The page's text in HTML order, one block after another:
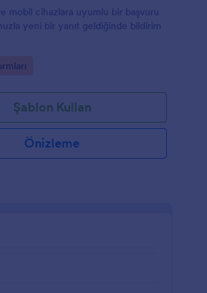
mobil cihazlara uyumlu bir başvuru
yeni bir yanıt geldiğinde bildirim
Şablon Kullan
Önizleme